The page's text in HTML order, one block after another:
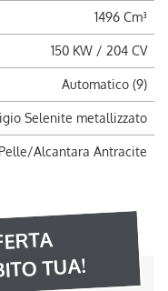
1496 Cm³
150 KW / 204 CV
Automatico (9)
Selenite metallizzato
Pelle/Alcantara Antracite
TUA!